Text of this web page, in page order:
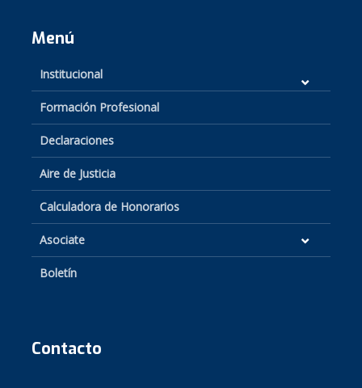
Menú
Institucional
Formación Profesional
Declaraciones
Aire de Justicia
Calculadora de Honorarios
Asociate
Boletín
Contacto